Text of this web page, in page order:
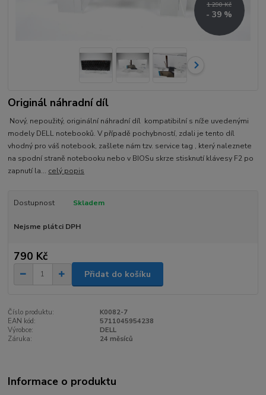
1 290 Kč
- 39 %
Originál náhradní díl
Nový, nepoužitý, originální náhradní díl kompatibilní s níže uvedenými
modely DELL notebooků. V případě pochybností, zdali je tento díl
vhodný pro váš notebook, zašlete nám tzv. service tag , který naleznete
na spodní straně notebooku nebo v BIOSu skrze stisknutí klávesy F2 po
zapnutí la... celý popis
Dostupnost Skladem
Nejsme plátci DPH
790 Kč
Přidat do košíku
Číslo produktu:
K0082-7
EAN kód:
5711045954238
Výrobce:
DELL
Záruka:
24 měsíců
Informace o produktu